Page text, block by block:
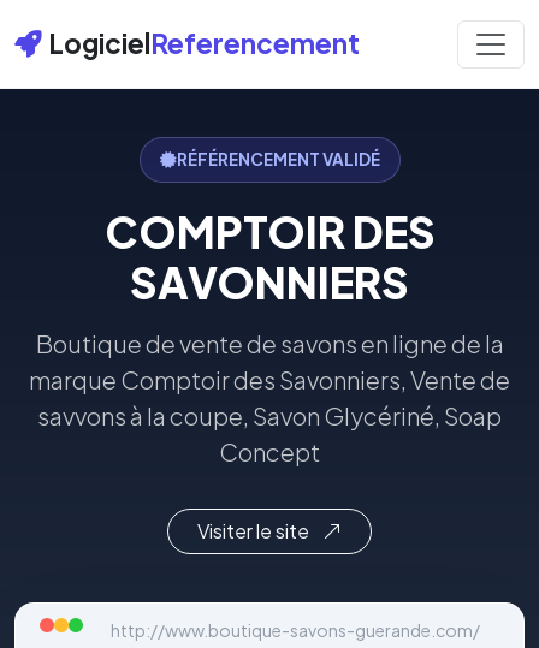
LogicielReferencement
RÉFÉRENCEMENT VALIDÉ
COMPTOIR DES
SAVONNIERS
Boutique de vente de savons en ligne de la
marque Comptoir des Savonniers, Vente de
savvons à la coupe, Savon Glycériné, Soap
Concept
Visiter le site
http://www.boutique-savons-guerande.com/